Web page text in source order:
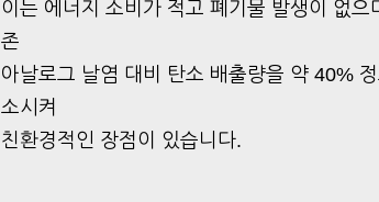
이는 에너지 소비가 적고 폐기물 발생이 없으
존
아날로그 날염 대비 탄소 배출량을 약 40%
소시켜
친환경적인 장점이 있습니다.